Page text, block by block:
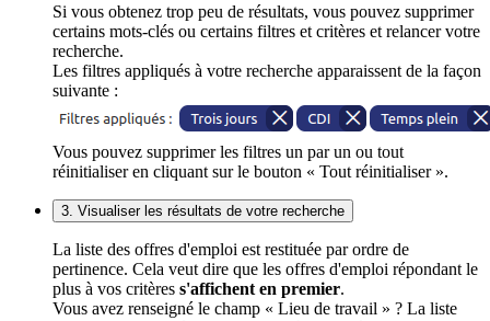
Si vous obtenez trop peu de résultats, vous pouvez supprimer
certains mots-clés ou certains filtres et critères et relancer votre
recherche.
Les filtres appliqués à votre recherche apparaissent de la façon
suivante :
Vous pouvez supprimer les filtres un par un ou tout
réinitialiser en cliquant sur le bouton « Tout réinitialiser ».
3. Visualiser les résultats de votre recherche
La liste des offres d'emploi est restituée par ordre de
pertinence. Cela veut dire que les offres d'emploi répondant le
plus à vos critères s'affichent en premier.
Vous avez renseigné le champ « Lieu de travail » ? La liste